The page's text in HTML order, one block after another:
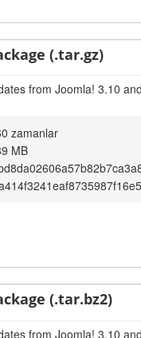
(.tar.gz)
from Joomla! 3.10
zamanlar
MB
(.tar.bz2)
from Joomla! 3.10